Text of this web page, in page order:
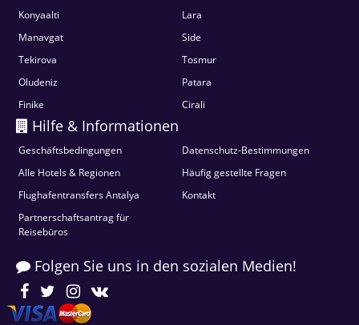
Konyaalti
Lara
Manavgat
Side
Tekirova
Tosmur
Oludeniz
Patara
Finike
Cirali
Hilfe & Informationen
Geschäftsbedingungen
Datenschutz-Bestimmungen
Alle Hotels & Regionen
Häufig gestellte Fragen
Flughafentransfers Antalya
Kontakt
Partnerschaftsantrag für
Reisebüros
Folgen Sie uns in den sozialen Medien!